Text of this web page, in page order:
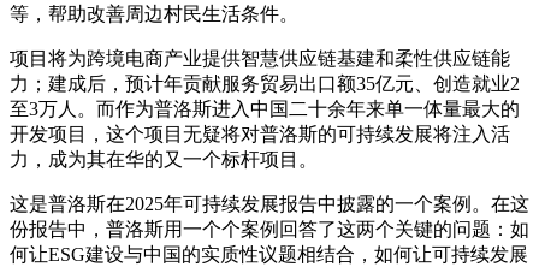
等，帮助改善周边村民生活条件。
项目将为跨境电商产业提供智慧供应链基建和柔性供应链能
力；建成后，预计年贡献服务贸易出口额35亿元、创造就业2
至3万人。而作为普洛斯进入中国二十余年来单一体量最大的
开发项目，这个项目无疑将对普洛斯的可持续发展将注入活
力，成为其在华的又一个标杆项目。
这是普洛斯在2025年可持续发展报告中披露的一个案例。在这
份报告中，普洛斯用一个个案例回答了这两个关键的问题：如
何让ESG建设与中国的实质性议题相结合，如何让可持续发展